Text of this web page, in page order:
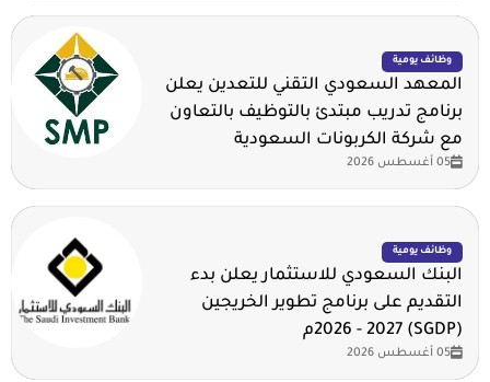
وظائف يومية
المعهد السعودي التقني للتعدين يعلن
برنامج تدريب مبتدئ بالتوظيف بالتعاون
مع شركة الكربونات السعودية
05 أغسطس 2026
وظائف يومية
البنك السعودي للاستثمار يعلن بدء
التقديم على برنامج تطوير الخريجين
(SGDP) 2026 - 2027م
05 أغسطس 2026